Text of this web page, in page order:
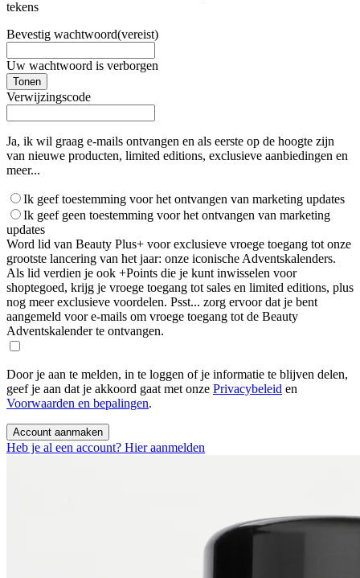
tekens
Bevestig wachtwoord(vereist)
Uw wachtwoord is verborgen
Tonen
Verwijzingscode
Ja, ik wil graag e-mails ontvangen en als eerste op de hoogte zijn
van nieuwe producten, limited editions, exclusieve aanbiedingen en
meer...
Ik geef toestemming voor het ontvangen van marketing updates
Ik geef geen toestemming voor het ontvangen van marketing
updates
Word lid van Beauty Plus+ voor exclusieve vroege toegang tot onze
grootste lancering van het jaar: onze iconische Adventskalenders.
Als lid verdien je ook +Points die je kunt inwisselen voor
shoptegoed, krijg je vroege toegang tot sales en limited editions, plus
nog meer exclusieve voordelen. Psst... zorg ervoor dat je bent
aangemeld voor e-mails om vroege toegang tot de Beauty
Adventskalender te ontvangen.
Door je aan te melden, in te loggen of je informatie te blijven delen,
geef je aan dat je akkoord gaat met onze Privacybeleid en
Voorwaarden en bepalingen.
Account aanmaken
Heb je al een account? Hier aanmelden